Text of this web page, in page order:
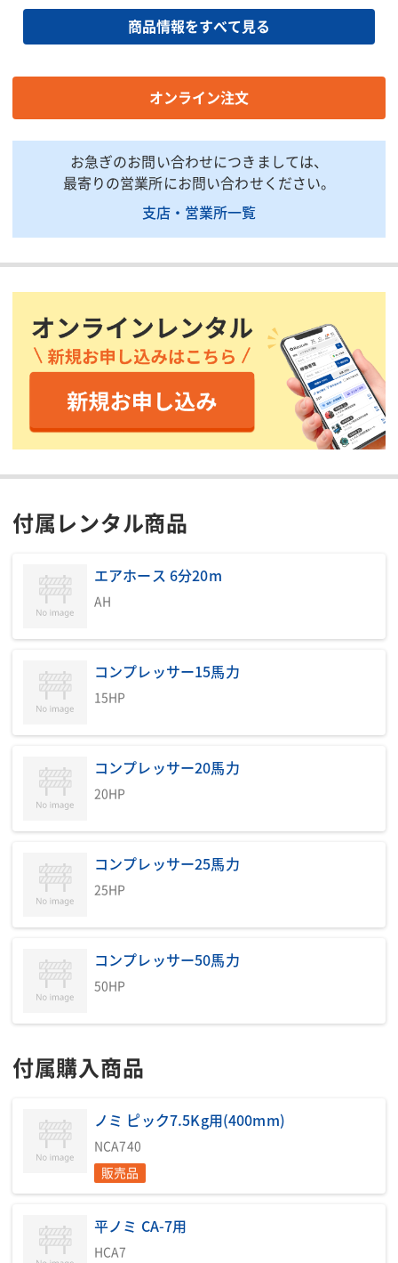
シャンク形状(mm)
26φ×80
465
掲載されている仕様は、代表的な機種です。実際に納品されるものとは異なる場合
がございます。詳しい仕様につきましては、最寄の営業所までお問い合わせ下さ
い。
商品説明・特徴
商品用途:コンプレッサーからの圧縮空気で作動し、コンクリート
や金属表面のハツリ作業などに使用します。
付属品 :ノミは別売となります。ご必要に応じて、別途ご注文くだ
さい。
エアー工具使用台数目安表
コンプレッサーの吐出空気量と工具の空気消費量から計算し
エアー工具使用台数目安表.pdf
商品情報をすべて見る
オンライン注文
お急ぎのお問い合わせにつきましては、
最寄りの営業所にお問い合わせください。
支店・営業所一覧
付属レンタル商品
エアホース 6分20m
AH
コンプレッサー15馬力
15HP
コンプレッサー20馬力
20HP
コンプレッサー25馬力
25HP
コンプレッサー50馬力
50HP
付属購入商品
ノミ ピック7.5Kg用(400mm)
NCA740
販売品
平ノミ CA-7用
HCA7